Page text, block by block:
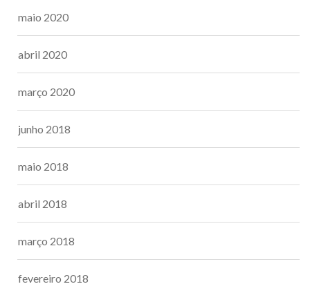
maio 2020
abril 2020
março 2020
junho 2018
maio 2018
abril 2018
março 2018
fevereiro 2018